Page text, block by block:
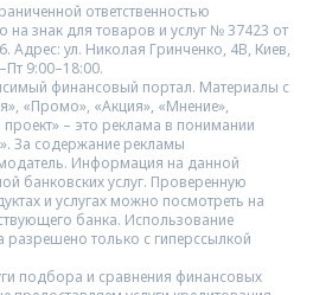
ответственностью
на знак для товаров и услуг № 37423 от
Адрес: ул. Николая Гринченко, 4В, Киев,
9:00–18:00.
финансовый портал. Материалы с
«Промо», «Акция», «Мнение»,
– это реклама в понимании
За содержание рекламы
Информация на данной
банковских услуг. Проверенную
и услугах можно посмотреть на
банка. Использование
разрешено только с гиперссылкой
подбора и сравнения финансовых